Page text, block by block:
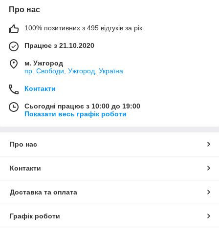
Про нас
100% позитивних з 495 відгуків за рік
Працює з 21.10.2020
м. Ужгород
пр. Свободи, Ужгород, Україна
Контакти
Сьогодні працює з 10:00 до 19:00
Показати весь графік роботи
Про нас
Контакти
Доставка та оплата
Графік роботи